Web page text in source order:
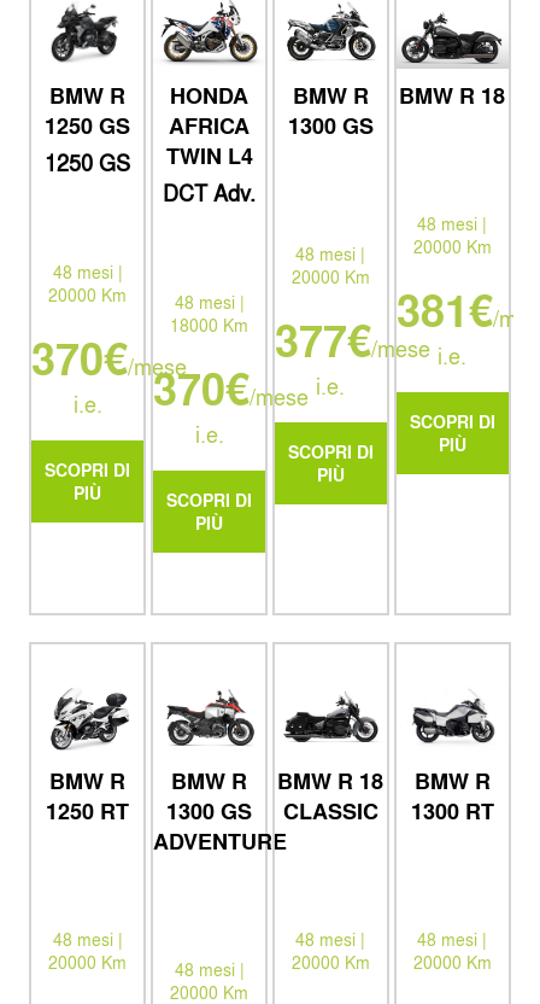
BMW R
1250 GS
1250 GS
48 mesi |
20000 Km
370€/mese
i.e.
SCOPRI DI
PIÙ
HONDA
AFRICA
TWIN L4
DCT Adv.
Sp. ym26
48 mesi |
18000 Km
370€/mese
i.e.
SCOPRI DI
PIÙ
BMW R
1300 GS
48 mesi |
20000 Km
377€/mese
i.e.
SCOPRI DI
PIÙ
BMW R 18
48 mesi |
20000 Km
381€/
i.e.
SCOPRI DI
PIÙ
BMW R
1250 RT
48 mesi |
20000 Km
BMW R
1300 GS
ADVENTURE
48 mesi |
20000 Km
BMW R 18
CLASSIC
48 mesi |
20000 Km
BMW R
1300 RT
48 mesi |
20000 Km